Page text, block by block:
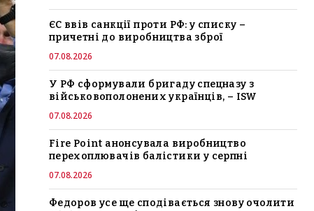
ЄС ввів санкції проти РФ: у списку –
причетні до виробництва зброї
07.08.2026
У РФ сформували бригаду спецназу з
військовополонених українців, – ISW
07.08.2026
Fire Point анонсувала виробництво
перехоплювачів балістики у серпні
07.08.2026
Федоров усе ще сподівається знову очолити